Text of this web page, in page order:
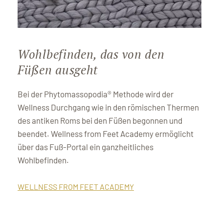
Wohlbefinden, das von den
Füßen ausgeht
Bei der Phytomassopodia® Methode wird der
Wellness Durchgang wie in den römischen Thermen
des antiken Roms bei den Füßen begonnen und
beendet. Wellness from Feet Academy ermöglicht
über das Fuß-Portal ein ganzheitliches
Wohlbefinden.
WELLNESS FROM FEET ACADEMY